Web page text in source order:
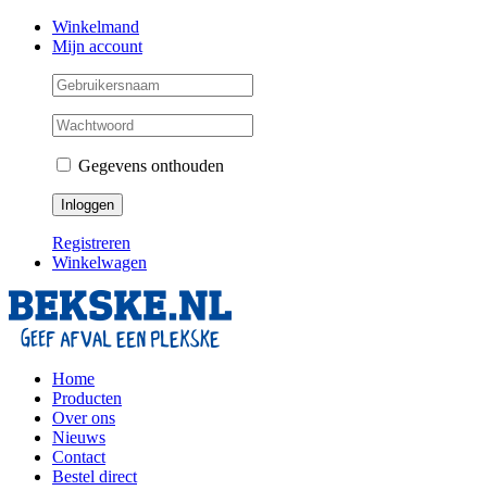
Skip
Facebook
Instagram
TwitterWinkelmand
Mijn account
Gegevens onthouden
Registreren
Winkelwagen
Home
Producten
Over ons
Nieuws
Contact
Bestel direct